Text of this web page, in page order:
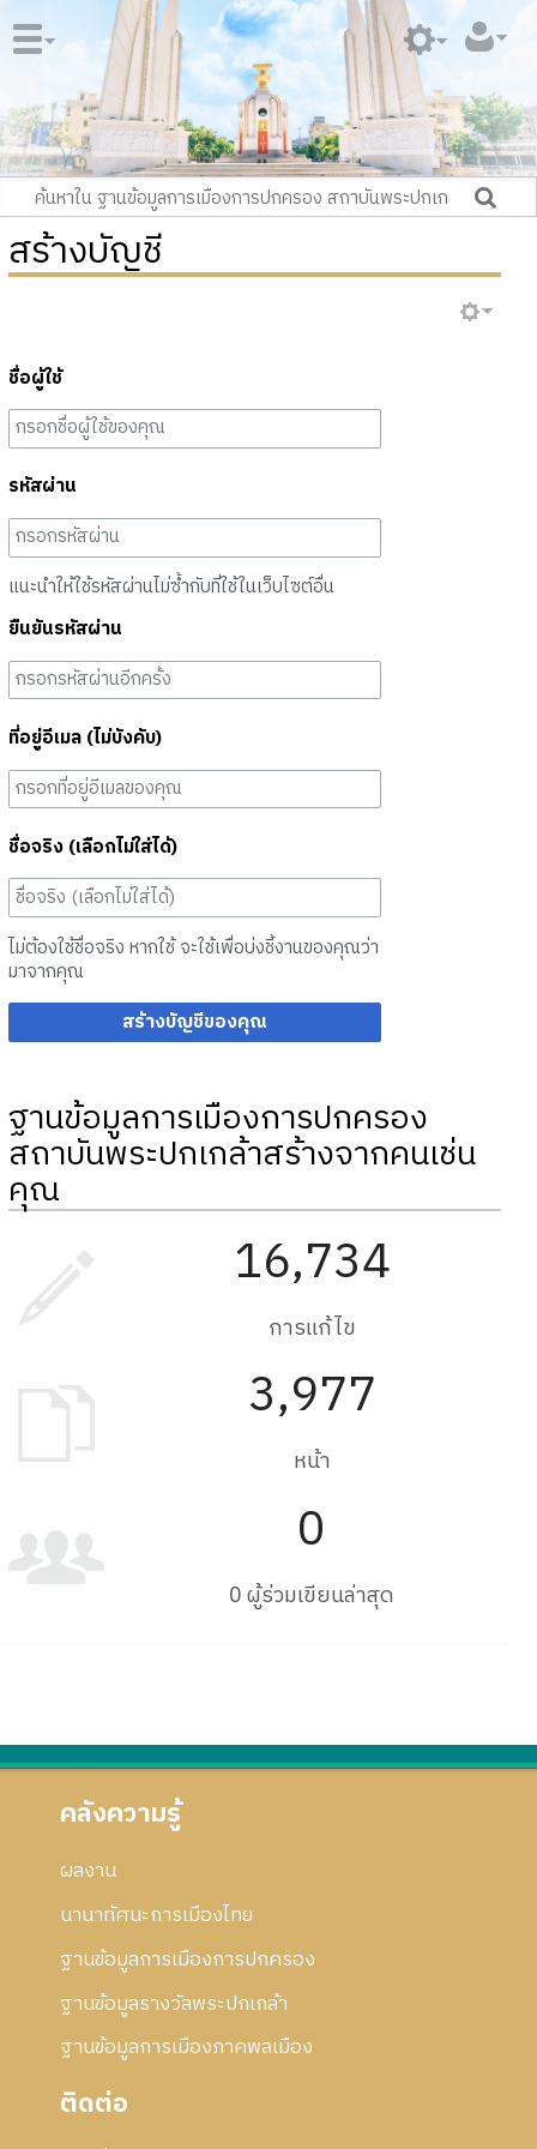
สร้างบัญชี
ชื่อผู้ใช้
รหัสผ่าน
แนะนำให้ใช้รหัสผ่านไม่ซ้ำกับที่ใช้ในเว็บไซต์อื่น
ยืนยันรหัสผ่าน
ที่อยู่อีเมล (ไม่บังคับ)
ชื่อจริง (เลือกไม่ใส่ได้)
ไม่ต้องใช้ชื่อจริง หากใช้ จะใช้เพื่อบ่งชี้งานของคุณว่า
มาจากคุณ
สร้างบัญชีของคุณ
ฐานข้อมูลการเมืองการปกครอง
สถาบันพระปกเกล้าสร้างจากคนเช่น
คุณ
16,734
การแก้ไข
3,977
หน้า
0
0 ผู้ร่วมเขียนล่าสุด
คลังความรู้
ผลงาน
นานาทัศนะการเมืองไทย
ฐานข้อมูลการเมืองการปกครอง
ฐานข้อมูลรางวัลพระปกเกล้า
ฐานข้อมูลการเมืองภาคพลเมือง
ติดต่อ